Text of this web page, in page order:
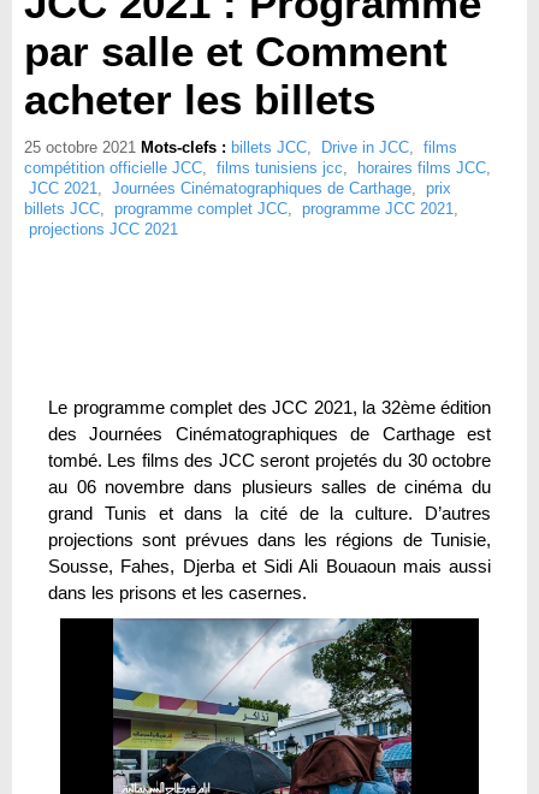
par salle et Comment
acheter les billets
25 octobre 2021 Mots-clefs : billets JCC, Drive in JCC, films
compétition officielle JCC, films tunisiens jcc, horaires films JCC,
JCC 2021, Journées Cinématographiques de Carthage, prix
billets JCC, programme complet JCC, programme JCC 2021,
projections JCC 2021
Le programme complet des JCC 2021, la 32ème édition
des Journées Cinématographiques de Carthage est
tombé. Les films des JCC seront projetés du 30 octobre
au 06 novembre dans plusieurs salles de cinéma du
grand Tunis et dans la cité de la culture. D’autres
projections sont prévues dans les régions de Tunisie,
Sousse, Fahes, Djerba et Sidi Ali Bouaoun mais aussi
dans les prisons et les casernes.